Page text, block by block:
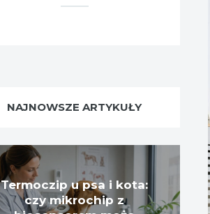
NAJNOWSZE ARTYKUŁY
Termoczip u psa i kota:
czy mikrochip z